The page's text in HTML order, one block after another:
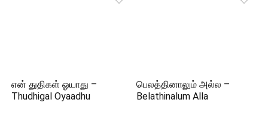
என் துதிகள் ஓயாது –
Thudhigal Oyaadhu
பெலத்தினாலும் அல்ல –
Belathinalum Alla